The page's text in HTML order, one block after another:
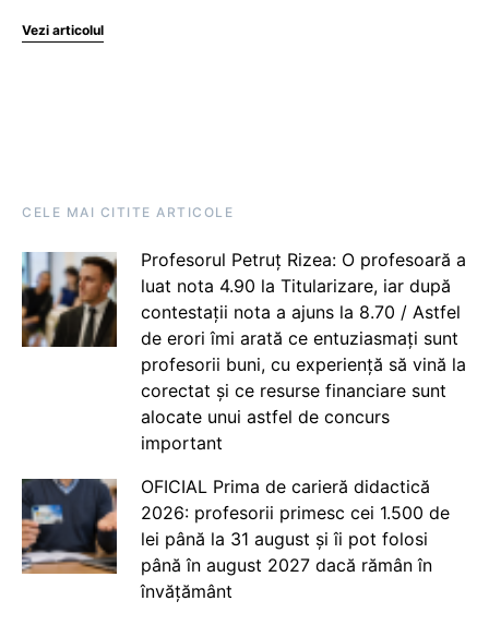
Vezi articolul
CELE MAI CITITE ARTICOLE
Profesorul Petruț Rizea: O profesoară a
luat nota 4.90 la Titularizare, iar după
contestații nota a ajuns la 8.70 / Astfel
de erori îmi arată ce entuziasmați sunt
profesorii buni, cu experiență să vină la
corectat și ce resurse financiare sunt
alocate unui astfel de concurs
important
OFICIAL Prima de carieră didactică
2026: profesorii primesc cei 1.500 de
lei până la 31 august și îi pot folosi
până în august 2027 dacă rămân în
învățământ